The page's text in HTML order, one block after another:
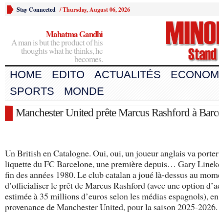
Stay Connected /Thursday, August 06, 2026
Mahatma Gandhi
A man is but the product of his
thoughts what he thinks, he
becomes.
HOME EDITO ACTUALITÉS
SPORTS
MONDE
Manchester United prête Marcus Rashford à
Un British en Catalogne. Oui, oui, un joueur anglais va
liquette du FC Barcelone, une première depuis… Gary
fin des années 1980. Le club catalan a joué là-dessus au
d’officialiser le prêt de Marcus Rashford (avec une option
estimée à 35 millions d’euros selon les médias espagnols), en
provenance de Manchester United, pour la saison 2025-2026.